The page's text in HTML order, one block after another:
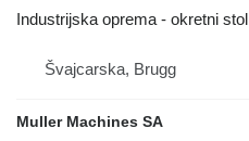
Industrijska oprema - okretni stol
Švајcarska, Brugg
Muller Machines SA